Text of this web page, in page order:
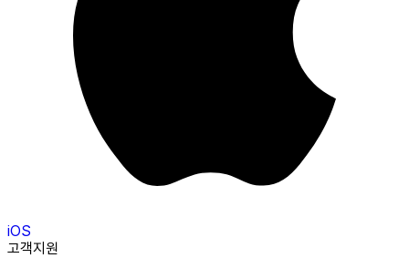
iOS
고객지원